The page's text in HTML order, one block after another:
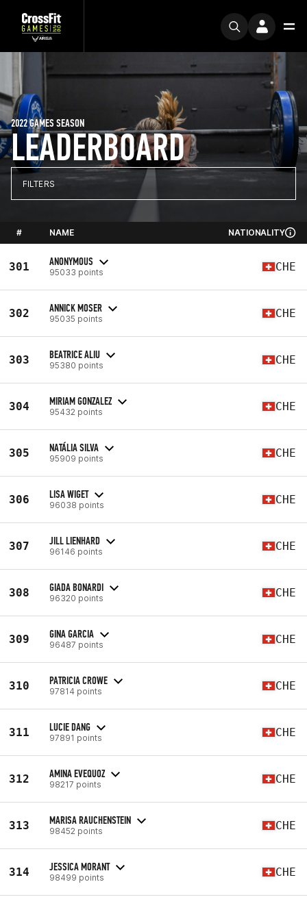
LEADERBOARD
2022 GAMES SEASON
FILTERS
# NAME NATIONALITY
301 ANONYMOUS
95033 points CHE
302 ANNICK MOSER
95035 points CHE
303 BEATRICE ALIU
95380 points CHE
304 MIRIAM GONZALEZ
95432 points CHE
305 NATÁLIA SILVA
95909 points CHE
306 LISA WIGET
96038 points CHE
307 JILL LIENHARD
96146 points CHE
308 GIADA BONARDI
96320 points CHE
309 GINA GARCIA
96487 points CHE
310 PATRICIA CROWE
97814 points CHE
311 LUCIE DANG
97891 points CHE
312 AMINA EVEQUOZ
98217 points CHE
313 MARISA RAUCHENSTEIN
98452 points CHE
314 JESSICA MORANT
98499 points CHE